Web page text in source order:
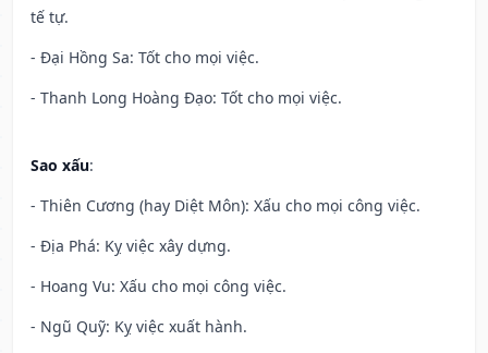
tế tự.
- Đại Hồng Sa: Tốt cho mọi việc.
- Thanh Long Hoàng Đạo: Tốt cho mọi việc.
Sao xấu:
- Thiên Cương (hay Diệt Môn): Xấu cho mọi công việc.
- Địa Phá: Kỵ việc xây dựng.
- Hoang Vu: Xấu cho mọi công việc.
- Ngũ Quỹ: Kỵ việc xuất hành.